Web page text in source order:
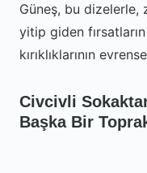
Güneş, bu dizelerle,
yitip giden
kırıklıklarının
Civcivli
Başka Bir